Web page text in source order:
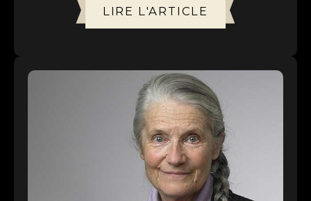
LIRE L'ARTICLE